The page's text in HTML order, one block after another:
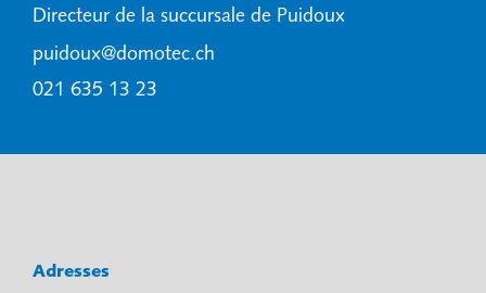
Directeur de la succursale de Puidoux
puidoux@domotec.ch
021 635 13 23
Adresses